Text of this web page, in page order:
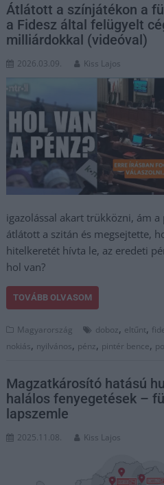
Átlátott a színjátékon a
a Fidesz által felügyelt
milliárdokkal (videóval)
2026.03.09. Kiss Lajos
igazolással akart trükközni, ám
átlátott a szitán és megsejtette,
hitelkeretét hívta le, az eredeti
hol van?
TOVÁBB OLVASOM
Magyarország doboz, eltűnt,
nokiás, nyilvános, pénz, pintér bence,
Magzatkárosító hatású
halálos fenyegetések –
lapszemle
2025.11.08. Kiss Lajos